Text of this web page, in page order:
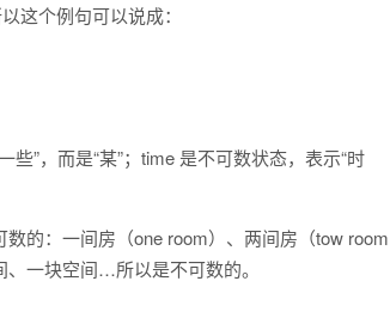
这个例句可以说成：
”，而是“某”；time 是不可数状态，表示“时
的：一间房（one room）、两间房（tow room
一块空间…所以是不可数的。